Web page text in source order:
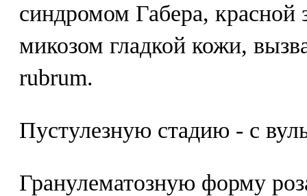
синдромом Габера, красной
микозом гладкой кожи,
rubrum.
Пустулезную стадию - с
Гранулематозную форму